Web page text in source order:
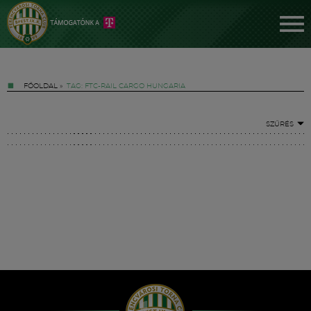
FŐOLDAL » TAG: FTC-RAIL CARGO HUNGARIA
SZŰRÉS
Hírek